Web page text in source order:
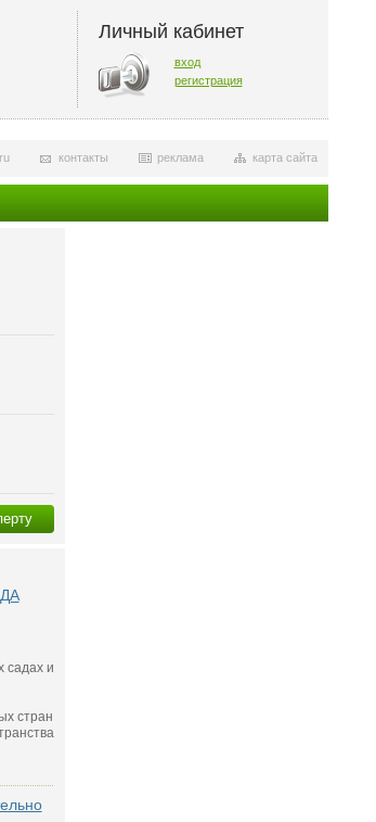
Личный кабинет
вход
регистрация
карта сайта
реклама
контакты
садах и
стран